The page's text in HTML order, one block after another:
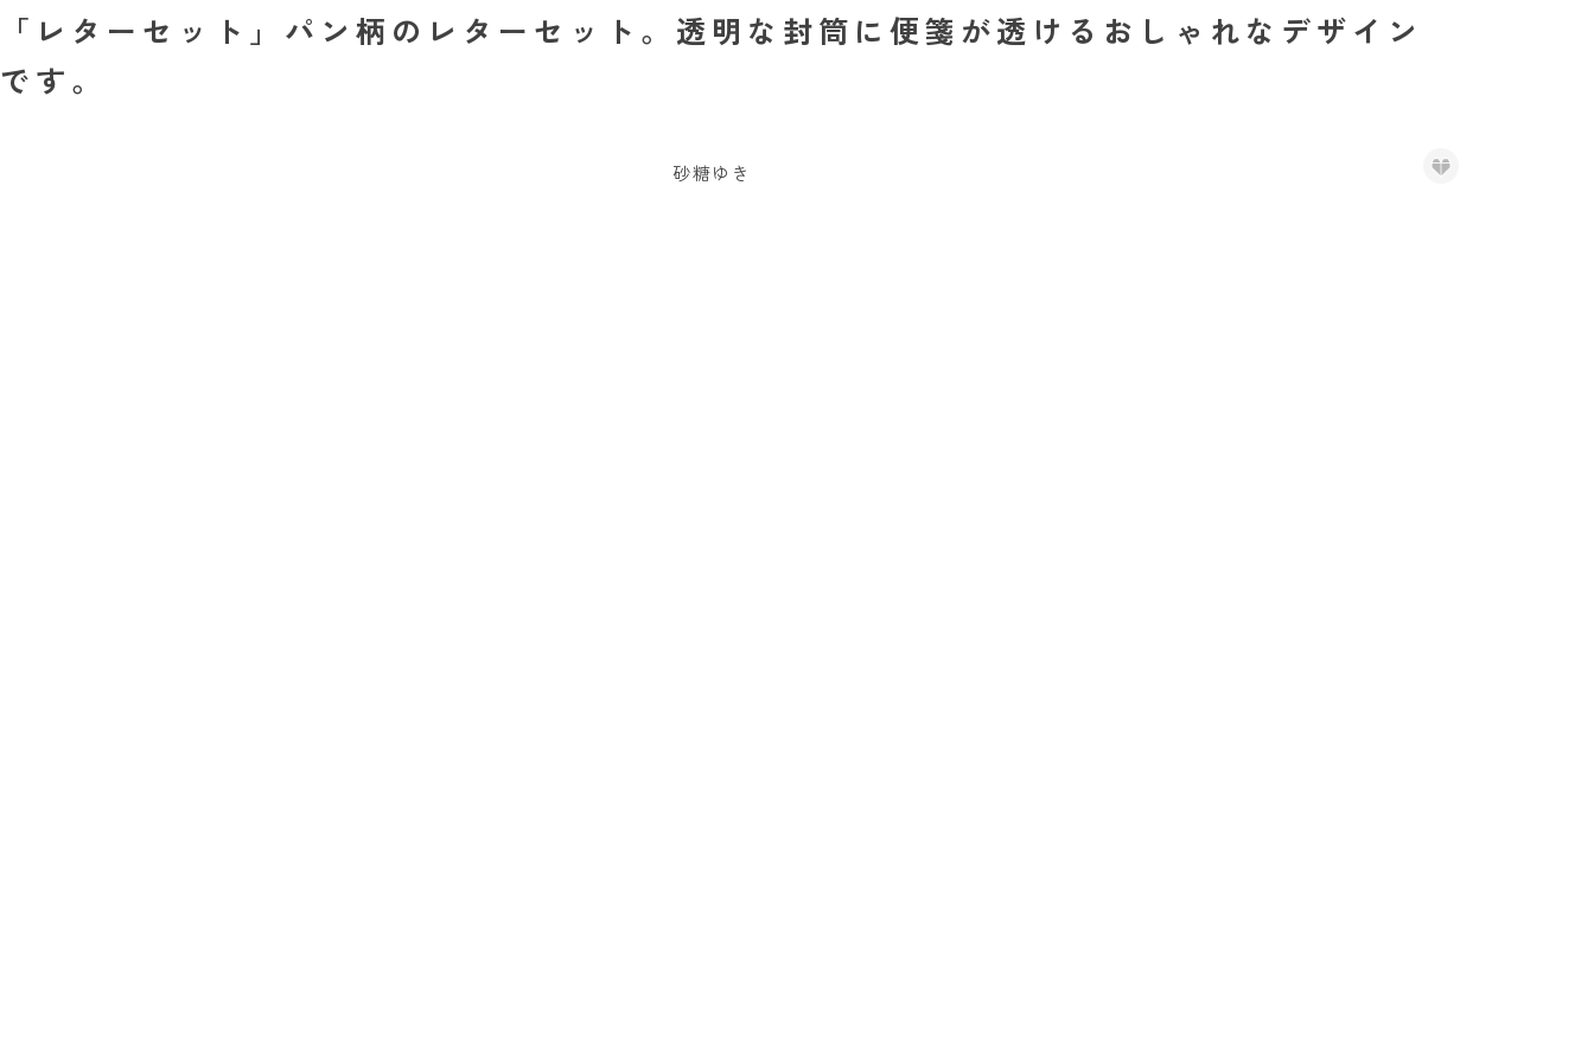
「レターセット」パン柄のレターセット。透明な封筒に便箋が透けるおしゃれなデザイン
です。
砂糖ゆき